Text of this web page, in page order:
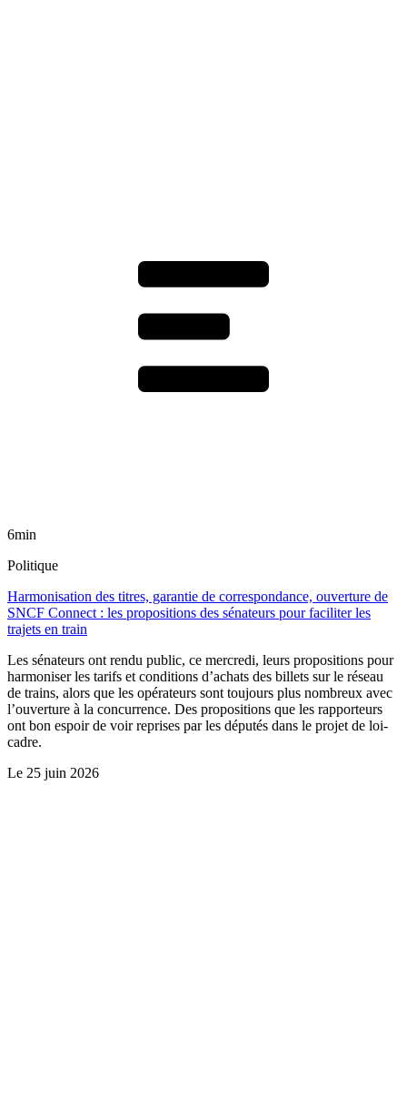
6min
Politique
Harmonisation des titres, garantie de correspondance, ouverture de
SNCF Connect : les propositions des sénateurs pour faciliter les
trajets en train
Les sénateurs ont rendu public, ce mercredi, leurs propositions pour
harmoniser les tarifs et conditions d’achats des billets sur le réseau
de trains, alors que les opérateurs sont toujours plus nombreux avec
l’ouverture à la concurrence. Des propositions que les rapporteurs
ont bon espoir de voir reprises par les députés dans le projet de loi-
cadre.
Le 25 juin 2026